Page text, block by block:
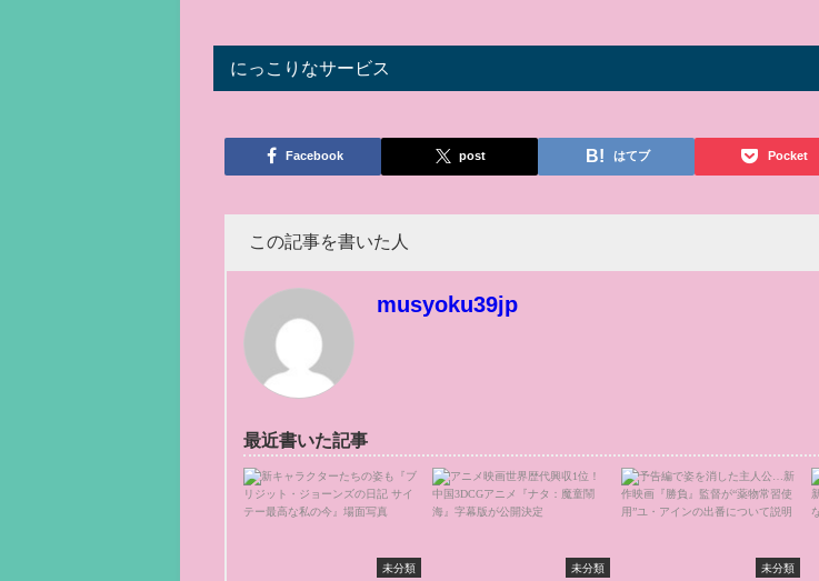
にっこりなサービス
Facebook post はてブ Pocket
この記事を書いた人
musyoku39jp
最近書いた記事
未分類 未分類 未分類